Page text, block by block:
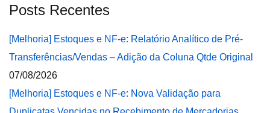
Posts Recentes
[Melhoria] Estoques e NF-e: Relatório Analítico de Pré-
Transferências/Vendas – Adição da Coluna Qtde Original
07/08/2026
[Melhoria] Estoques e NF-e: Nova Validação para